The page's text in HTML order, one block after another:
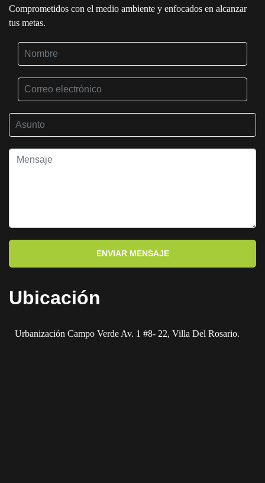
Comprometidos con el medio ambiente y enfocados en alcanzar
tus metas.
ENVIAR MENSAJE
Ubicación
Urbanización Campo Verde Av. 1 #8- 22, Villa Del Rosario.